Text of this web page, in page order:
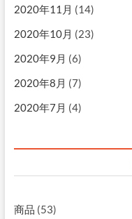
2020年11月 (14)
2020年10月 (23)
2020年9月 (6)
2020年8月 (7)
2020年7月 (4)
商品 (53)